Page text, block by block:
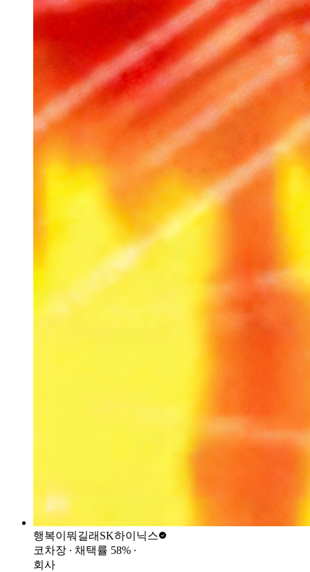
행복이뭐길래 SK하이닉스
코차장 ∙ 채택률 58% ∙
회사